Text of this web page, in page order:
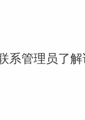
系管理员了